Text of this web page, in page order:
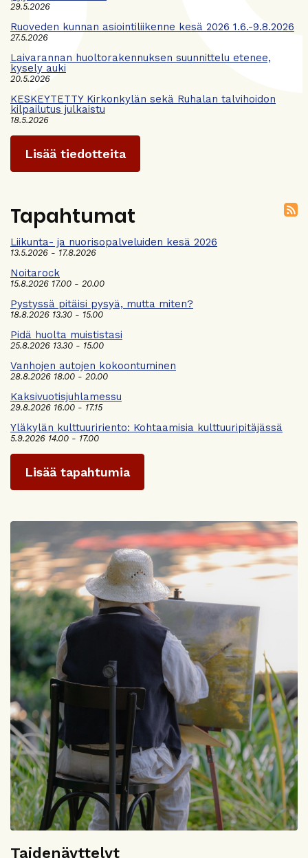
29.5.2026
Ruoveden kunnan asiointiliikenne kesä 2026 1.6.-9.8.2026
27.5.2026
Laivarannan huoltorakennuksen suunnittelu etenee,
kysely auki
20.5.2026
KESKEYTETTY Kirkonkylän sekä Ruhalan talvihoidon
kilpailutus julkaistu
18.5.2026
Lisää tiedotteita
Tapahtumat
Liikunta- ja nuorisopalveluiden kesä 2026
13.5.2026 - 17.8.2026
Noitarock
15.8.2026 17.00 - 20.00
Pystyssä pitäisi pysyä, mutta miten?
18.8.2026 13.30 - 15.00
Pidä huolta muististasi
25.8.2026 13.30 - 15.00
Vanhojen autojen kokoontuminen
28.8.2026 18.00 - 20.00
Kaksivuotisjuhlamessu
29.8.2026 16.00 - 17.15
Yläkylän kulttuuririento: Kohtaamisia kulttuuripitäjässä
5.9.2026 14.00 - 17.00
Lisää tapahtumia
Taidenäyttelyt